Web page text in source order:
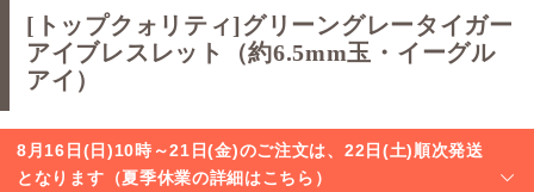
[トップクォリティ]グリーングレータイガー
アイブレスレット（約6.5mm玉・イーグル
アイ）
8月16日(日)10時～21日(金)のご注文は、22日(土)順次発送
となります（夏季休業の詳細はこちら）